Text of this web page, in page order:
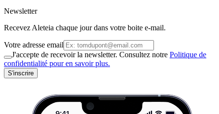
Newsletter
Recevez Aleteia chaque jour dans votre boite e-mail.
Votre adresse email
J'accepte de recevoir la newsletter. Consultez notre Politique de
confidentialité pour en savoir plus.
S'inscrire